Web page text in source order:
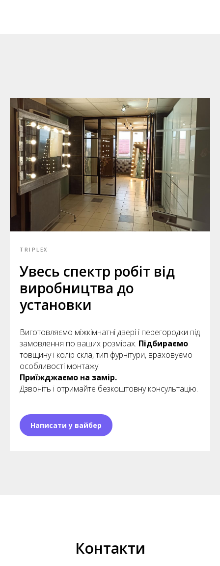
TRIPLEX
Увесь спектр робіт від
виробництва до
установки
Виготовляємо міжкімнатні двері і перегородки під
замовлення по ваших розмірах. Підбираємо
товщину і колір скла, тип фурнітури, враховуємо
особливості монтажу.
Приїжджаємо на замір.
Дзвоніть і отримайте безкоштовну консультацію.
Написати у вайбер
Контакти